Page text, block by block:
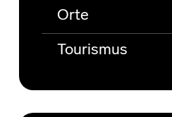
Orte
Tourismus